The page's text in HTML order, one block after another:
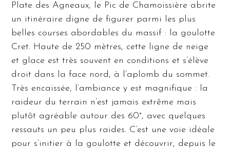
Plate des Agneaux, le Pic de Chamoissière abrite
un itinéraire digne de figurer parmi les plus
belles courses abordables du massif : la goulotte
Cret. Haute de 250 mètres, cette ligne de neige
et glace est très souvent en conditions et s’élève
droit dans la face nord, à l’aplomb du sommet.
Très encaissée, l’ambiance y est magnifique : la
raideur du terrain n’est jamais extrême mais
plutôt agréable autour des 60°, avec quelques
ressauts un peu plus raides. C’est une voie idéale
pour s’initier à la goulotte et découvrir, depuis le